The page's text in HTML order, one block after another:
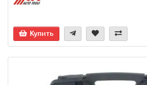
Купить